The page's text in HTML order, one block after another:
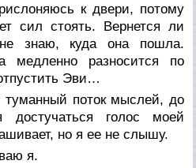
к двери, потому
сил стоять. Вернется ли
знаю, куда она пошла.
медленно разносится по
Эви…
поток мыслей, до
достучаться голос моей
но я ее не слышу.
я.